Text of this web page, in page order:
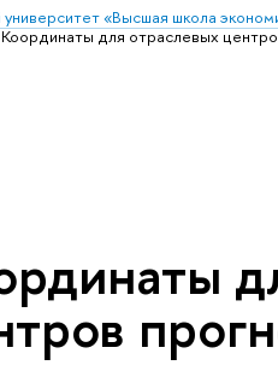
«Высшая школа
Координаты для отраслевых